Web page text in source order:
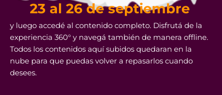
23 al 26 de septiembre
y luego accedé al contenido completo. Disfrutá de la
experiencia 360° y navegá también de manera offline.
Todos los contenidos aquí subidos quedaran en la
nube para que puedas volver a repasarlos cuando
desees.